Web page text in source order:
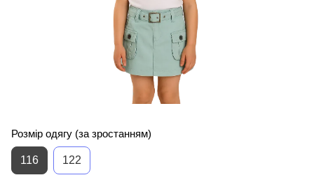
Розмір одягу (за зростанням)
116 122